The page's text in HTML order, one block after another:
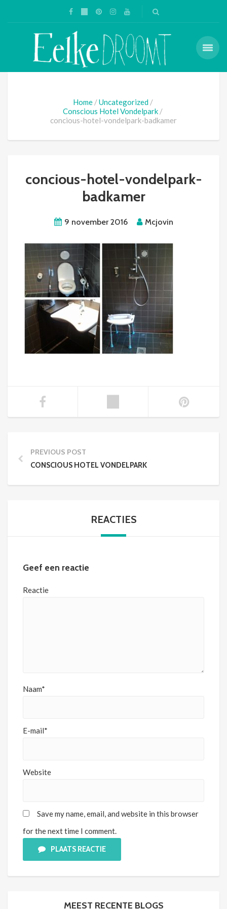
Home
Uncategorized
Conscious Hotel Vondelpark
concious-hotel-vondelpark-badkamer
concious-hotel-vondelpark-
badkamer
9 november 2016 Mcjovin
PREVIOUS POST
CONSCIOUS HOTEL VONDELPARK
REACTIES
Geef een reactie
Reactie
Naam*
E-mail*
Website
Save my name, email, and website in this browser
for the next time I comment.
PLAATS REACTIE
MEEST RECENTE BLOGS